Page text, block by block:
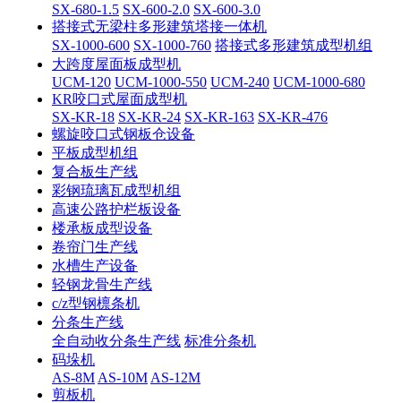
SX-680-1.5 SX-600-2.0 SX-600-3.0
搭接式无梁柱多形建筑塔接一体机
SX-1000-600 SX-1000-760 搭接式多形建筑成型机组
大跨度屋面板成型机
UCM-120 UCM-1000-550 UCM-240 UCM-1000-680
KR咬口式屋面成型机
SX-KR-18 SX-KR-24 SX-KR-163 SX-KR-476
螺旋咬口式钢板仓设备
平板成型机组
复合板生产线
彩钢琉璃瓦成型机组
高速公路护栏板设备
楼承板成型设备
卷帘门生产线
水槽生产设备
轻钢龙骨生产线
c/z型钢檩条机
分条生产线
全自动收分条生产线 标准分条机
码垛机
AS-8M AS-10M AS-12M
剪板机